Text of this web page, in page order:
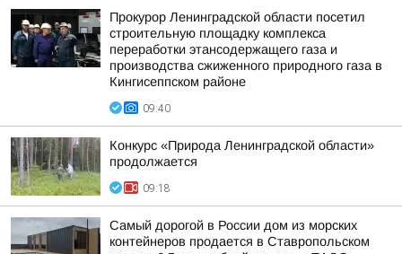
Прокурор Ленинградской области посетил
строительную площадку комплекса
переработки этансодержащего газа и
производства сжиженного природного газа в
Кингисеппском районе
09:40
Конкурс «Природа Ленинградской области»
продолжается
09:18
Самый дорогой в России дом из морских
контейнеров продается в Ставропольском